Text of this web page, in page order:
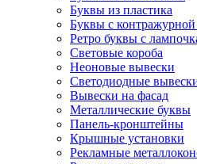
Буквы из пластика
Буквы с контражурной
Ретро буквы с
Световые короба
Неоновые вывески
Светодиодные
Вывески на фасад
Металлические буквы
Панель-кронштейны
Крышные установки
Рекламные